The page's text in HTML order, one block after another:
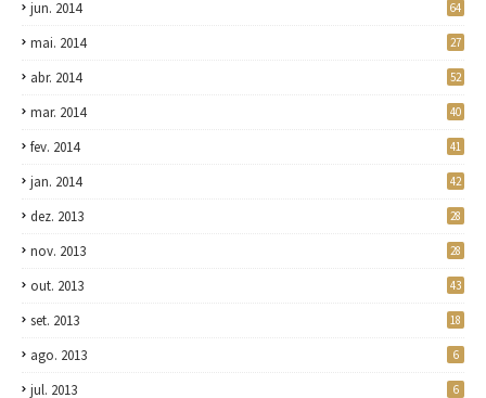
jun. 2014 64
mai. 2014 27
abr. 2014 52
mar. 2014 40
fev. 2014 41
jan. 2014 42
dez. 2013 28
nov. 2013 28
out. 2013 43
set. 2013 18
ago. 2013 6
jul. 2013 6